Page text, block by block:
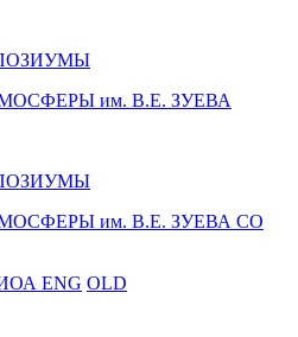
им. В.Е. ЗУЕВА
им. В.Е. ЗУЕВА СО
ENG OLD